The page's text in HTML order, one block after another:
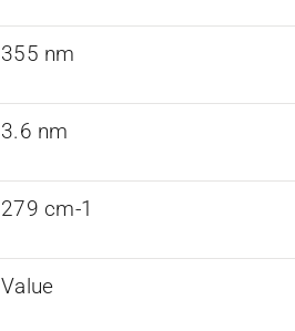
355 nm
3.6 nm
279 cm-1
Value